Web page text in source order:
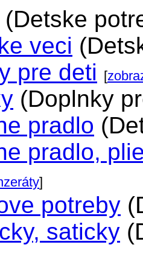
(Detske
veci
pre deti [
(Doplnky
pradlo
pradlo,
]
potreby
saticky